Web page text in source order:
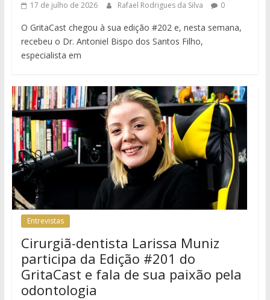
17 de julho de 2026 Rafael Rodrigues da Silva 0
O GritaCast chegou à sua edição #202 e, nesta semana,
recebeu o Dr. Antoniel Bispo dos Santos Filho,
especialista em
Entrevistas
Cirurgiã-dentista Larissa Muniz
participa da Edição #201 do
GritaCast e fala de sua paixão pela
odontologia